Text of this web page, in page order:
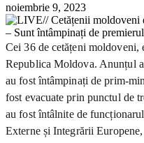
noiembrie 9, 2023
Cei 36 de cetățeni moldoveni,
Republica Moldova. Anunțul
au fost întâmpinați de prim-
fost evacuate prin punctul de
au fost întâlnite de
Externe și Integrării Europene,